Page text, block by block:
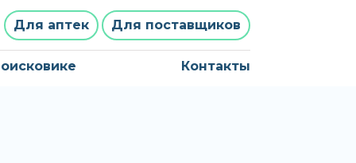
Для аптек Для поставщиков
Контакты